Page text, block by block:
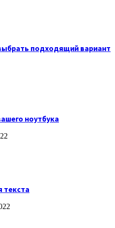
подходящий вариант
ноутбука
текста